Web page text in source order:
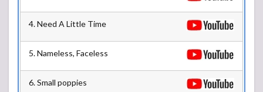
4. Need A Little Time
5. Nameless, Faceless
6. Small poppies